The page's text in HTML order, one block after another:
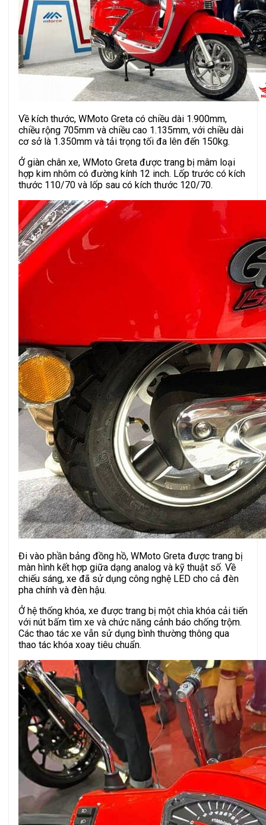
Về kích thước, WMoto Greta có chiều dài 1.900mm,
chiều rộng 705mm và chiều cao 1.135mm, với chiều dài
cơ sở là 1.350mm và tải trọng tối đa lên đến 150kg.
Ở giàn chân xe, WMoto Greta được trang bị mâm loại
hợp kim nhôm có đường kính 12 inch. Lốp trước có kích
thước 110/70 và lốp sau có kích thước 120/70.
Đi vào phần bảng đồng hồ, WMoto Greta được trang bị
màn hình kết hợp giữa dạng analog và kỹ thuật số. Về
chiếu sáng, xe đã sử dụng công nghệ LED cho cả đèn
pha chính và đèn hậu.
Ở hệ thống khóa, xe được trang bị một chìa khóa cải tiến
với nút bấm tìm xe và chức năng cảnh báo chống trộm.
Các thao tác xe vẫn sử dụng bình thường thông qua
thao tác khóa xoay tiêu chuẩn.